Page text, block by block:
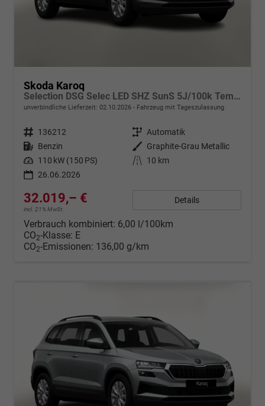
Skoda Karoq
Selection DSG Selec LED SHZ SunS 5J/100k Temp VirtC
unverbindliche Lieferzeit: 02.10.2026 Fahrzeug mit Tageszulassung
Fahrzeugnr. 136212 Getriebe Automatik
Kraftstoff Benzin Außenfarbe Graphite-Grau Metallic
Leistung 110 kW (150 PS) Kilometerstand
10 km
26.06.2026
32.019,– €
incl. 21% MwSt.
Details
Verbrauch kombiniert: 6,00 l/100km
CO2-Klasse: E
CO2-Emissionen: 136,00 g/km